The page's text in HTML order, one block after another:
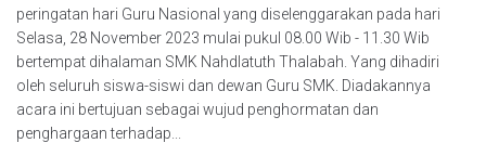
peringatan hari Guru Nasional yang diselenggarakan pada hari
Selasa, 28 November 2023 mulai pukul 08.00 Wib - 11.30 Wib
bertempat dihalaman SMK Nahdlatuth Thalabah. Yang dihadiri
oleh seluruh siswa-siswi dan dewan Guru SMK. Diadakannya
acara ini bertujuan sebagai wujud penghormatan dan
penghargaan terhadap...